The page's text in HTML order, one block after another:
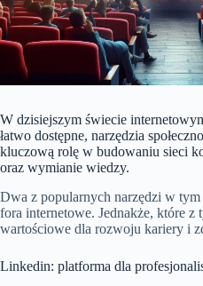
W dzisiejszym świecie
łatwo dostępne, narzędzia
kluczową rolę w budowaniu sieci
oraz wymianie wiedzy.
Dwa z popularnych narzędzi w
fora internetowe. Jednakże, które z
wartościowe dla rozwoju kariery i
Linkedin: platforma dla